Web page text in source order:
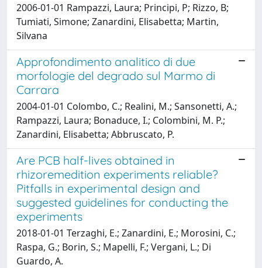
2006-01-01 Rampazzi, Laura; Principi, P; Rizzo, B;
Tumiati, Simone; Zanardini, Elisabetta; Martin,
Silvana
Approfondimento analitico di due
morfologie del degrado sul Marmo di
Carrara
2004-01-01 Colombo, C.; Realini, M.; Sansonetti, A.;
Rampazzi, Laura; Bonaduce, I.; Colombini, M. P.;
Zanardini, Elisabetta; Abbruscato, P.
Are PCB half-lives obtained in
rhizoremedition experiments reliable?
Pitfalls in experimental design and
suggested guidelines for conducting the
experiments
2018-01-01 Terzaghi, E.; Zanardini, E.; Morosini, C.;
Raspa, G.; Borin, S.; Mapelli, F.; Vergani, L.; Di
Guardo, A.